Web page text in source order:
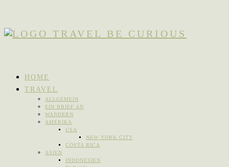
HOME
TRAVEL
ALLGEMEIN
EIN BRIEF AN
WANDERN
AMERIKA
USA
NEW YORK CITY
COSTA RICA
ASIEN
INDONESIEN